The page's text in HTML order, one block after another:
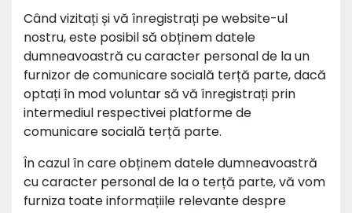
Când vizitați și vă înregistrați pe website-ul
nostru, este posibil să obținem datele
dumneavoastră cu caracter personal de la un
furnizor de comunicare socială terță parte, dacă
optați în mod voluntar să vă înregistrați prin
intermediul respectivei platforme de
comunicare socială terță parte.
În cazul în care obținem datele dumneavoastră
cu caracter personal de la o terță parte, vă vom
furniza toate informațiile relevante despre